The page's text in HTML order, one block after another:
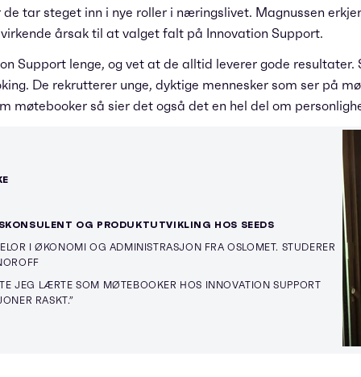
tar steget inn i nye roller i næringslivet. Magnussen
årsak til at valget falt på Innovation Support.
Support lenge, og vet at de alltid leverer gode resultater.
De rekrutterer unge, dyktige mennesker som ser på
møtebooker så sier det også det en hel del om
OG PRODUKTUTVIKLING HOS SEEDS
I ØKONOMI OG ADMINISTRASJON FRA OSLOMET. STUDERER
JEG LÆRTE SOM MØTEBOOKER HOS INNOVATION SUPPORT
RASKT.”